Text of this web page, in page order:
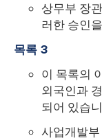
상무부 장
러한 승인
목록 3
이 목록의
외국인과
되어 있습
사업개발